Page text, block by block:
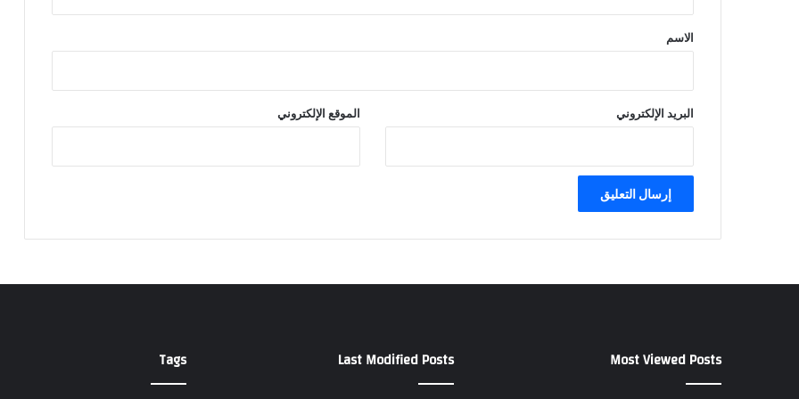
*
الاسم
البريد الإلكتروني الموقع الإلكتروني
Most Viewed Posts
Last Modified Posts
Tags